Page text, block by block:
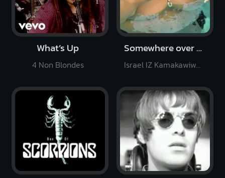
What’s Up
4 Non Blondes
Somewhere over the Rainbow
Israel IZ Kamakawiwoʻole